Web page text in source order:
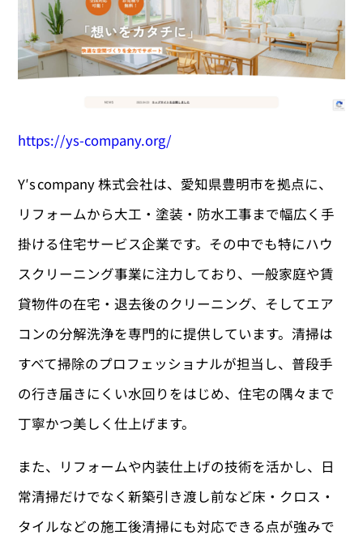
https://ys-company.org/
Y′s company 株式会社は、愛知県豊明市を拠点に、
リフォームから大工・塗装・防水工事まで幅広く手
掛ける住宅サービス企業です。その中でも特にハウ
スクリーニング事業に注力しており、一般家庭や賃
貸物件の在宅・退去後のクリーニング、そしてエア
コンの分解洗浄を専門的に提供しています。清掃は
すべて掃除のプロフェッショナルが担当し、普段手
の行き届きにくい水回りをはじめ、住宅の隅々まで
丁寧かつ美しく仕上げます。
また、リフォームや内装仕上げの技術を活かし、日
常清掃だけでなく新築引き渡し前など床・クロス・
タイルなどの施工後清掃にも対応できる点が強みで